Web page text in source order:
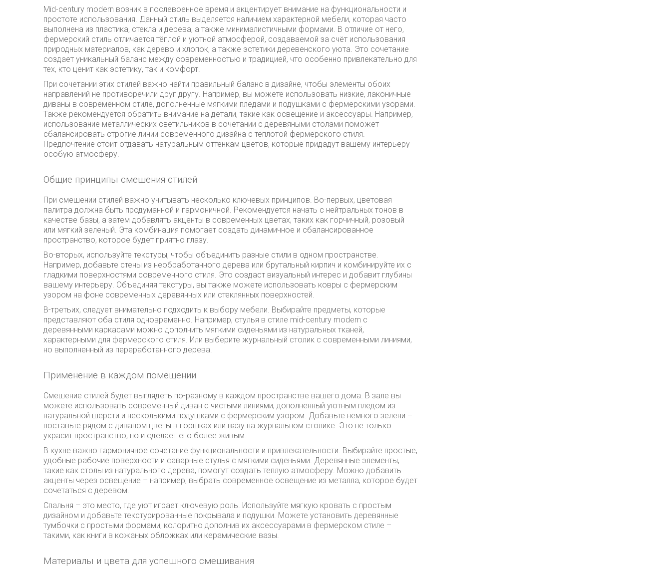
Mid-century modern возник в послевоенное время и акцентирует внимание на функциональности и
простоте использования. Данный стиль выделяется наличием характерной мебели, которая часто
выполнена из пластика, стекла и дерева, а также минималистичными формами. В отличие от него,
фермерский стиль отличается тёплой и уютной атмосферой, создаваемой за счёт использования
природных материалов, как дерево и хлопок, а также эстетики деревенского уюта. Это сочетание
создает уникальный баланс между современностью и традицией, что особенно привлекательно для
тех, кто ценит как эстетику, так и комфорт.
При сочетании этих стилей важно найти правильный баланс в дизайне, чтобы элементы обоих
направлений не противоречили друг другу. Например, вы можете использовать низкие, лаконичные
диваны в современном стиле, дополненные мягкими пледами и подушками с фермерскими узорами.
Также рекомендуется обратить внимание на детали, такие как освещение и аксессуары. Например,
использование металлических светильников в сочетании с деревяными столами поможет
сбалансировать строгие линии современного дизайна с теплотой фермерского стиля.
Предпочтение стоит отдавать натуральным оттенкам цветов, которые придадут вашему интерьеру
особую атмосферу.
Общие принципы смешения стилей
При смешении стилей важно учитывать несколько ключевых принципов. Во-первых, цветовая
палитра должна быть продуманной и гармоничной. Рекомендуется начать с нейтральных тонов в
качестве базы, а затем добавлять акценты в современных цветах, таких как горчичный, розовый
или мягкий зеленый. Эта комбинация помогает создать динамичное и сбалансированное
пространство, которое будет приятно глазу.
Во-вторых, используйте текстуры, чтобы объединить разные стили в одном пространстве.
Например, добавьте стены из необработанного дерева или брутальный кирпич и комбинируйте их с
гладкими поверхностями современного стиля. Это создаст визуальный интерес и добавит глубины
вашему интерьеру. Объединяя текстуры, вы также можете использовать ковры с фермерским
узором на фоне современных деревянных или стеклянных поверхностей.
В-третьих, следует внимательно подходить к выбору мебели. Выбирайте предметы, которые
представляют оба стиля одновременно. Например, стулья в стиле mid-century modern с
деревянными каркасами можно дополнить мягкими сиденьями из натуральных тканей,
характерными для фермерского стиля. Или выберите журнальный столик с современными линиями,
но выполненный из переработанного дерева.
Применение в каждом помещении
Смешение стилей будет выглядеть по-разному в каждом пространстве вашего дома. В зале вы
можете использовать современный диван с чистыми линиями, дополненный уютным пледом из
натуральной шерсти и несколькими подушками с фермерским узором. Добавьте немного зелени –
поставьте рядом с диваном цветы в горшках или вазу на журнальном столике. Это не только
украсит пространство, но и сделает его более живым.
В кухне важно гармоничное сочетание функциональности и привлекательности. Выбирайте простые,
удобные рабочие поверхности и саварные стулья с мягкими сиденьями. Деревянные элементы,
такие как столы из натурального дерева, помогут создать теплую атмосферу. Можно добавить
акценты через освещение – например, выбрать современное освещение из металла, которое будет
сочетаться с деревом.
Спальня – это место, где уют играет ключевую роль. Используйте мягкую кровать с простым
дизайном и добавьте текстурированные покрывала и подушки. Можете установить деревянные
тумбочки с простыми формами, колоритно дополнив их аксессуарами в фермерском стиле –
такими, как книги в кожаных обложках или керамические вазы.
Материалы и цвета для успешного смешивания